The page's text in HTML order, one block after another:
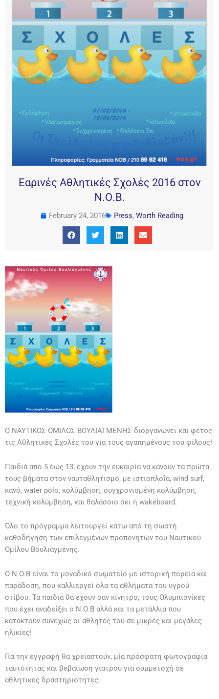
Εαρινές Αθλητικές Σχολές 2016 στον
Ν.Ο.Β.
February 24, 2016 Press, Worth Reading
Ο ΝΑΥΤΙΚΟΣ ΟΜΙΛΟΣ ΒΟΥΛΙΑΓΜΕΝΗΣ διοργανώνει και φέτος
τις Αθλητικές Σχολές του για τους αγαπημένους του φίλους!
Παιδιά από 5 έως 13, έχουν την ευκαιρία να κάνουν τα πρώτα
τους βήματα στον ναυταθλητισμό, με ιστιοπλοΐα, wind surf,
κανό, water polo, κολύμβηση, συγχρονισμένη κολύμβηση,
τεχνική κολύμβηση, και θαλάσσιο σκι ή wakeboard.
Όλo το πρόγραμμα λειτουργεί κάτω από τη σωστή
καθοδήγηση των επιλεγμένων προπονητών του Ναυτικού
Ομίλου Βουλιαγμένης.
Ο Ν.Ο.Β είναι το μοναδικό σωματείο με ιστορική πορεία και
παράδοση, που καλλιεργεί όλα τα αθλήματα του υγρού
στίβου. Τα παιδιά θα έχουν σαν κίνητρο, τους Ολυμπιονίκες
που έχει αναδείξει ο Ν.Ο.Β αλλά και τα μετάλλια που
κατακτούν συνεχώς οι αθλητές του σε μικρές και μεγάλες
ηλικίες!
Για την εγγραφή θα χρειαστούν, μία πρόσφατη φωτογραφία
ταυτότητας και βεβαίωση γιατρού για συμμετοχή σε
αθλητικές δραστηριότητες.